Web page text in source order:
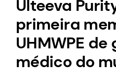
Ulteeva
primeira
UHMWPE de
médico do